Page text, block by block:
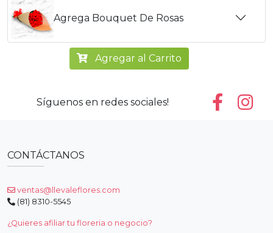
Agrega Bouquet De Rosas
Agregar al Carrito
Síguenos en redes sociales!
CONTÁCTANOS
ventas@llevaleflores.com
(81) 8310-5545
¿Quieres afiliar tu floreria o negocio?